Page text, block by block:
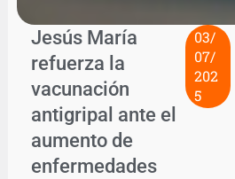
Jesús María
refuerza la
vacunación
antigripal ante el
aumento de
enfermedades
03/
07/
202
5